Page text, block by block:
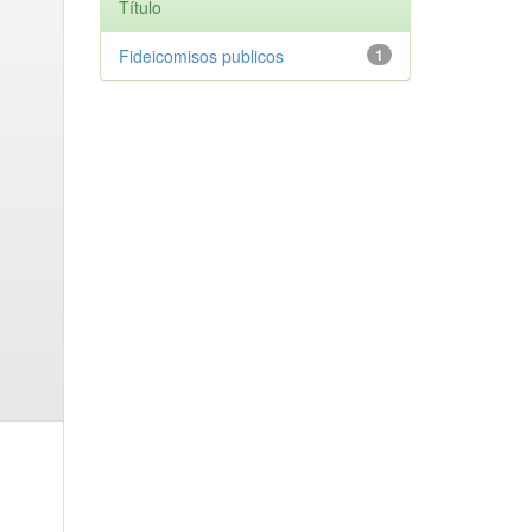
Título
1
Fideicomisos publicos